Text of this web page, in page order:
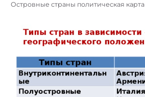
Островные страны политическая карта